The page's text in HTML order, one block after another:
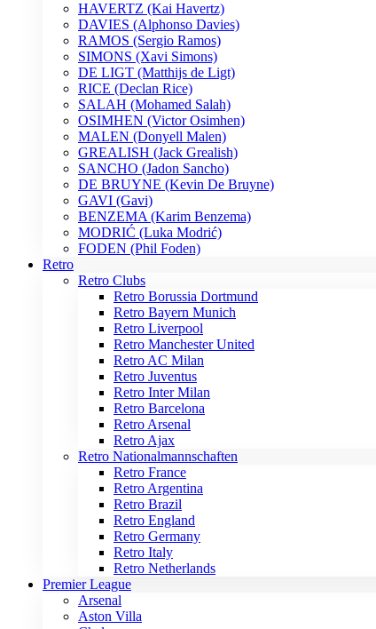
HAVERTZ (Kai Havertz)
DAVIES (Alphonso Davies)
RAMOS (Sergio Ramos)
SIMONS (Xavi Simons)
DE LIGT (Matthijs de Ligt)
RICE (Declan Rice)
SALAH (Mohamed Salah)
OSIMHEN (Victor Osimhen)
MALEN (Donyell Malen)
GREALISH (Jack Grealish)
SANCHO (Jadon Sancho)
DE BRUYNE (Kevin De Bruyne)
GAVI (Gavi)
BENZEMA (Karim Benzema)
MODRIĆ (Luka Modrić)
FODEN (Phil Foden)
Retro
Retro Clubs
Retro Borussia Dortmund
Retro Bayern Munich
Retro Liverpool
Retro Manchester United
Retro AC Milan
Retro Juventus
Retro Inter Milan
Retro Barcelona
Retro Arsenal
Retro Ajax
Retro Nationalmannschaften
Retro France
Retro Argentina
Retro Brazil
Retro England
Retro Germany
Retro Italy
Retro Netherlands
Premier League
Arsenal
Aston Villa